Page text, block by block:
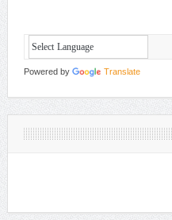
Powered by Translate